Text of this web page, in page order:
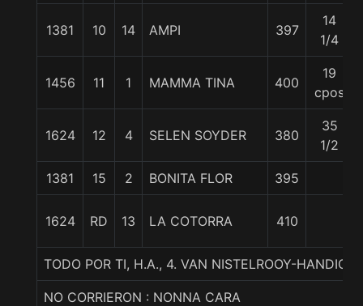
1381 10 14 AMPI 397
14
1/4
1456 11 1 MAMMA TINA 400
19
cpos
1624 12 4 SELEN SOYDER 380
35
1/2
1381 15 2 BONITA FLOR 395
1624 RD 13 LA COTORRA 410
TODO POR TI, H.A., 4. VAN NISTELROOY-
NO CORRIERON : NONNA CARA